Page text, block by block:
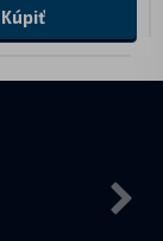
Kúpiť